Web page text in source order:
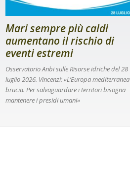
Mari sempre più caldi
aumentano il rischio di
eventi estremi
Osservatorio Anbi sulle Risorse idriche del 28
luglio 2026. Vincenzi: «L’Europa mediterranea
brucia. Per salvaguardare i territori bisogna
mantenere i presidi umani»